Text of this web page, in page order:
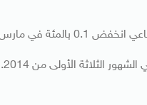
توقعات بانخفاض 0.2 بالمئة.